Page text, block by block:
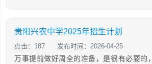
贵阳兴农中学2025年招生计划
点击：187 发布时间：2026-04-25
万事提前做好周全的准备，是很有必要的